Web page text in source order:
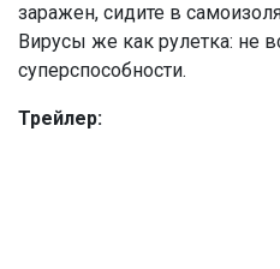
заражен, сидите в
Вирусы же как рулетка: не
суперспособности.
Трейлер: